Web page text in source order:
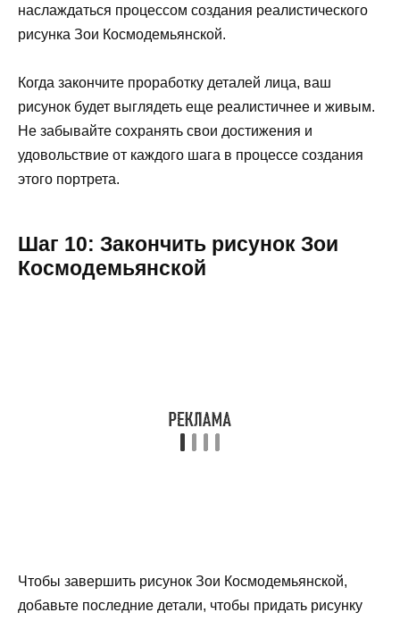
наслаждаться процессом создания реалистического
рисунка Зои Космодемьянской.
Когда закончите проработку деталей лица, ваш
рисунок будет выглядеть еще реалистичнее и живым.
Не забывайте сохранять свои достижения и
удовольствие от каждого шага в процессе создания
этого портрета.
Шаг 10: Закончить рисунок Зои
Космодемьянской
Чтобы завершить рисунок Зои Космодемьянской,
добавьте последние детали, чтобы придать рисунку